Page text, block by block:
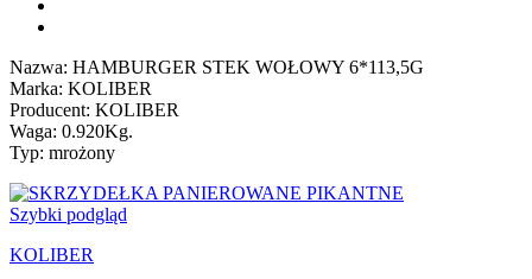
Nazwa: HAMBURGER STEK WOŁOWY 6*113,5G
Marka: KOLIBER
Producent: KOLIBER
Waga: 0.920Kg.
Typ: mrożony
Szybki podgląd
KOLIBER